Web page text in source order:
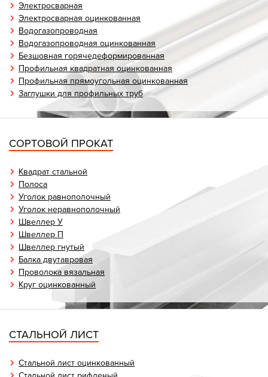
Электросварная
Электросварная оцинкованная
Водогазопроводная
Водогазопроводная оцинкованная
Безшовная горячедеформированная
Профильная квадратная оцинкованная
Профильная прямоугольная оцинкованная
Заглушки для профильных труб
СОРТОВОЙ ПРОКАТ
Квадрат стальной
Полоса
Уголок равнополочный
Уголок неравнополочный
Швеллер У
Швеллер П
Швеллер гнутый
Балка двутавровая
Проволока вязальная
Круг оцинкованный
СТАЛЬНОЙ ЛИСТ
Стальной лист оцинкованный